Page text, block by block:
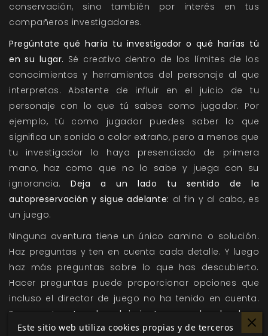
conservación, sino también por interés en tus
compañeros investigadores.
Pregúntate qué haría tu investigador o qué harías tú
en su lugar. Sé creativo dentro de los límites de los
conocimientos y herramientas del personaje al que
interpretas. Abstente de influir en el juicio de tu
personaje con lo que tú sabes como jugador. Por
ejemplo, tú como jugador puedes saber lo que
significa un sonido o color extraño, pero a menos que
tu investigador lo haya presenciado de primera
mano, haz como que no lo sabe y juega con su
ignorancia.Deja a un lado tu sentido de la
autopreservación y sigue adelante: al fin y al cabo, es
un juego.
Ninguna aventura tiene un único camino o solución.
Haz preguntas y ten en cuenta cada detalle. Y luego
haz más preguntas sobre lo que has descubierto.
Hacer preguntas puede proporcionar opciones que
incluso el director de juego no ha tenido en cuenta.
Toma notas.Los descubrimientos casuales de ahora
pueden tener valor más adelante.
Este sitio web utiliza cookies propias y de terceros